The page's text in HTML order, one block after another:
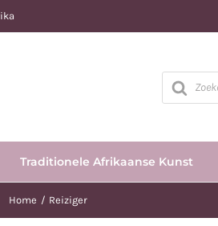
Producten
zoeken
Traditionele Afrikaanse Kunst
Home Reiziger